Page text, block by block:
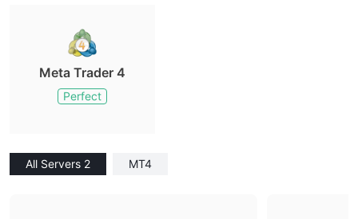
Meta Trader 4
Perfect
All Servers 2 MT4